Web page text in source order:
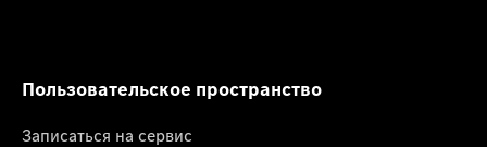
Пользовательское пространство
Записаться на сервис